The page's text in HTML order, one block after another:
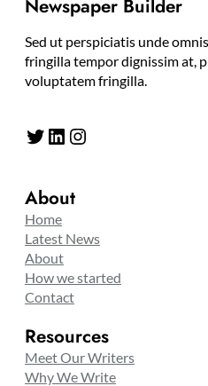
Newspaper Builder
Sed ut perspiciatis unde
fringilla tempor dignissim at,
voluptatem fringilla.
Twitter LinkedIn Instagram
About
Home
Latest News
About
How we started
Contact
Resources
Meet Our Writers
Why We Write